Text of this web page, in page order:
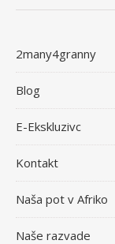
2many4granny
Blog
E-Ekskluzivc
Kontakt
Naša pot v Afriko
Naše razvade